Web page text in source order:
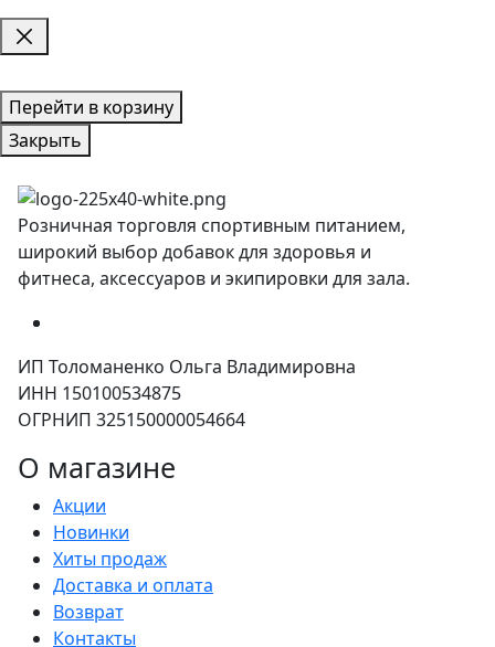
Перейти в корзину
Закрыть
Розничная торговля спортивным питанием,
широкий выбор добавок для здоровья и
фитнеса, аксессуаров и экипировки для зала.
ИП Толоманенко Ольга Владимировна
ИНН 150100534875
ОГРНИП 325150000054664
О магазине
Акции
Новинки
Хиты продаж
Доставка и оплата
Возврат
Контакты